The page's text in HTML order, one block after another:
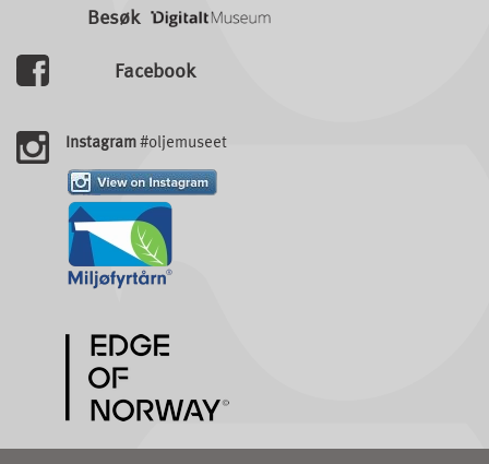
Besøk
Facebook
Instagram#oljemuseet